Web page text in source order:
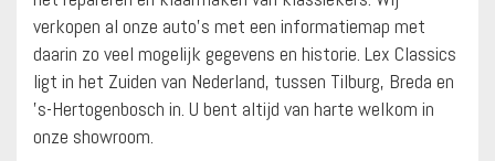
verkopen al onze auto’s met een informatiemap met
daarin zo veel mogelijk gegevens en historie. Lex Classics
ligt in het Zuiden van Nederland, tussen Tilburg, Breda en
’s-Hertogenbosch in. U bent altijd van harte welkom in
onze showroom.